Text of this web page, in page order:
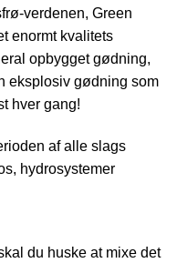
verdenen, Green
enormt kvalitets
opbygget gødning,
eksplosiv gødning som
hver gang!
af alle slags
hydrosystemer
du huske at mixe det